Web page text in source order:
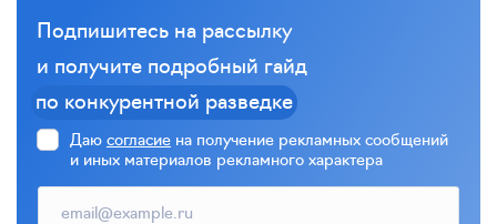
Подпишитесь на рассылку
и получите подробный гайд
по конкурентной разведке
Даю согласие на получение рекламных сообщений
и иных материалов рекламного характера